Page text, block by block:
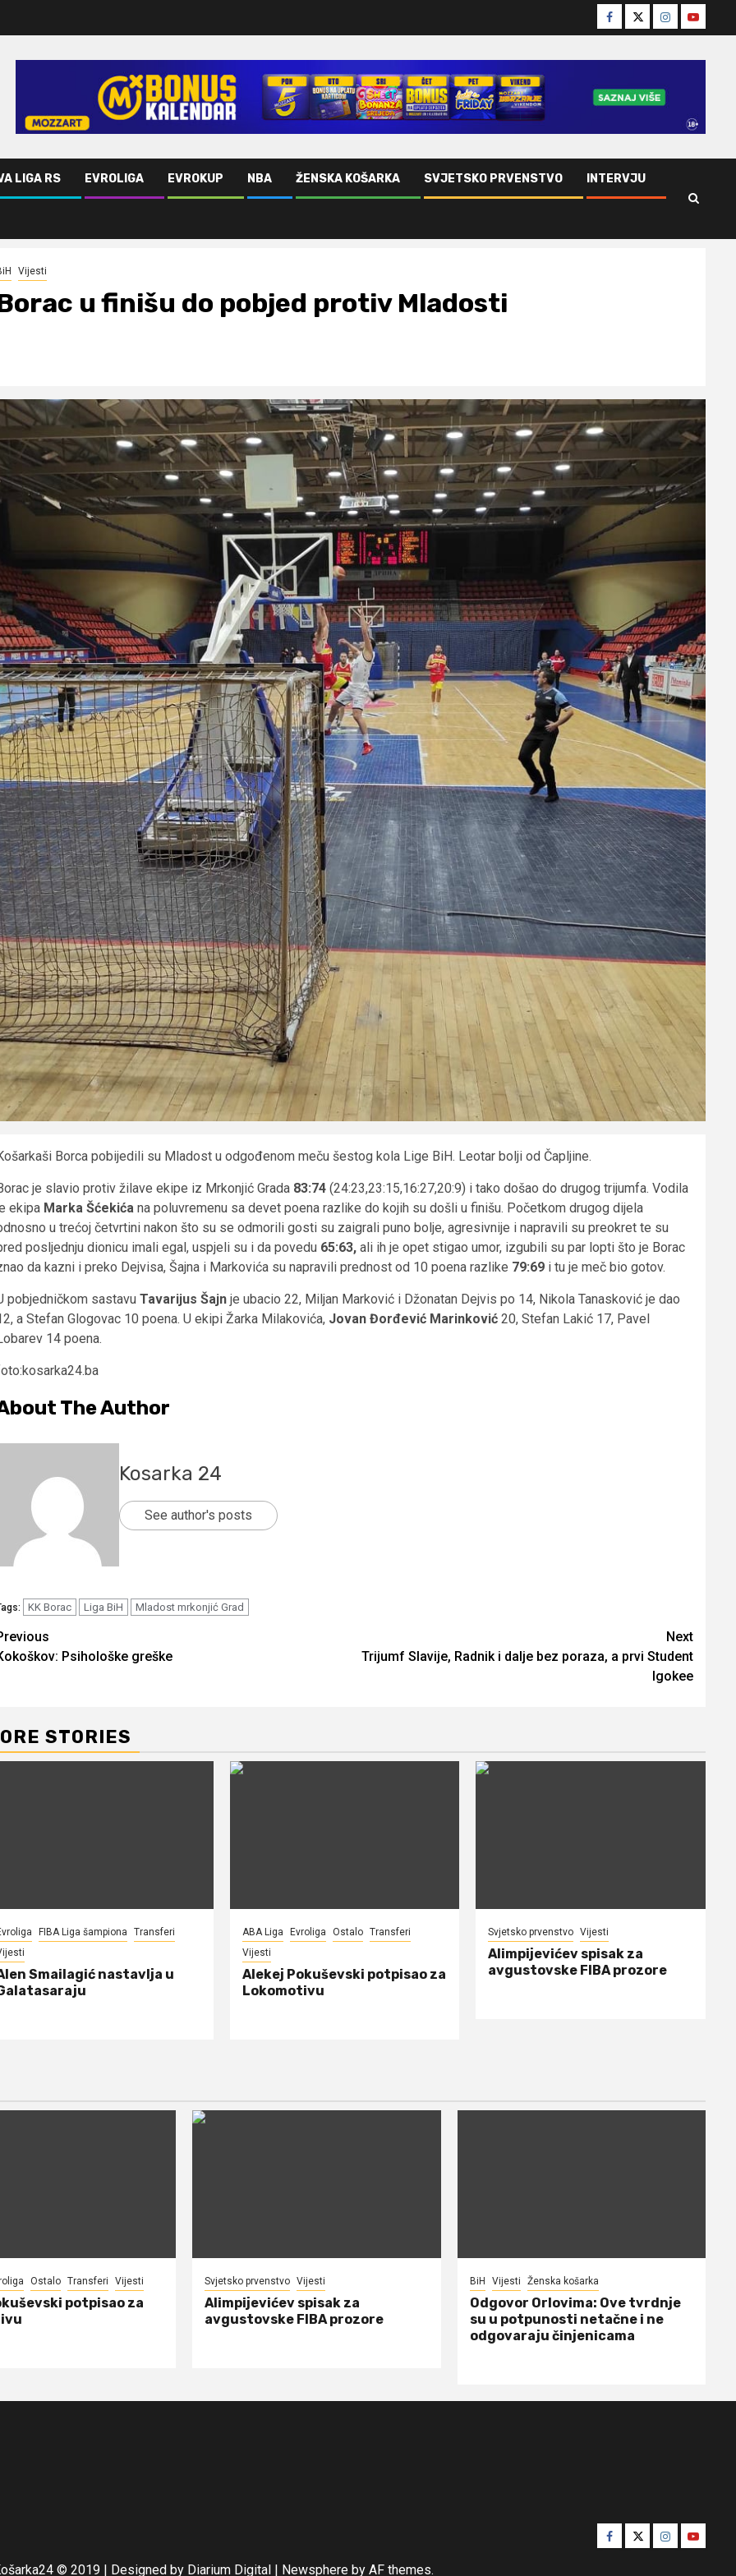
Facebook
TwitterInstagram
Youtube
LIGA RS EVROLIGA EVROKUP NBA ŽENSKA KOŠARKA SVJETSKO PRVENSTVO INTERVJU
Vijesti
u finišu do pobjed protiv Mladosti
Borca pobijedili su Mladost u odgođenom meču šestog kola Lige BiH. Leotar bolji od Čapljine.
je slavio protiv žilave ekipe iz Mrkonjić Grada 83:74 (24:23,23:15,16:27,20:9) i tako došao do drugog trijumfa. Vodila
ekipa Marka Šćekića na poluvremenu sa devet poena razlike do kojih su došli u finišu. Početkom drugog dijela
u trećoj četvrtini nakon što su se odmorili gosti su zaigrali puno bolje, agresivnije i napravili su preokret te su
posljednju dionicu imali egal, uspjeli su i da povedu 65:63, ali ih je opet stigao umor, izgubili su par lopti što je Borac
da kazni i preko Dejvisa, Šajna i Markovića su napravili prednost od 10 poena razlike 79:69 i tu je meč bio gotov.
pobjedničkom sastavu Tavarijus Šajn je ubacio 22, Miljan Marković i Džonatan Dejvis po 14, Nikola Tanasković je dao
a Stefan Glogovac 10 poena. U ekipi Žarka Milakovića, Jovan Đorđević Marinković 20, Stefan Lakić 17, Pavel
14 poena.
The Author
Kosarka 24
See author's posts
KK Borac Liga BiH Mladost mrkonjić Grad
Psihološke greške
Next
Trijumf Slavije, Radnik i dalje bez poraza, a prvi Student
Igokee
STORIES
FIBA Liga šampiona
Transferi
Smailagić nastavlja u
ABA Liga Evroliga Ostalo Transferi
Vijesti
Alekej Pokuševski potpisao za
Lokomotivu
Svjetsko prvenstvo Vijesti
Alimpijevićev spisak za
avgustovske FIBA prozore
Ostalo Transferi Vijesti
potpisao za
Svjetsko prvenstvo Vijesti
Alimpijevićev spisak za
avgustovske FIBA prozore
BiH Vijesti Ženska košarka
Odgovor Orlovima: ​Ove tvrdnje
su u potpunosti netačne i ne
odgovaraju činjenicama
Facebook
TwitterInstagram
Youtube
© 2019 | Designed by Diarium Digital | Newsphere by AF themes.